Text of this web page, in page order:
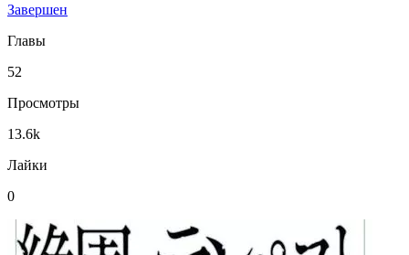
Завершен
Главы
52
Просмотры
13.6k
Лайки
0